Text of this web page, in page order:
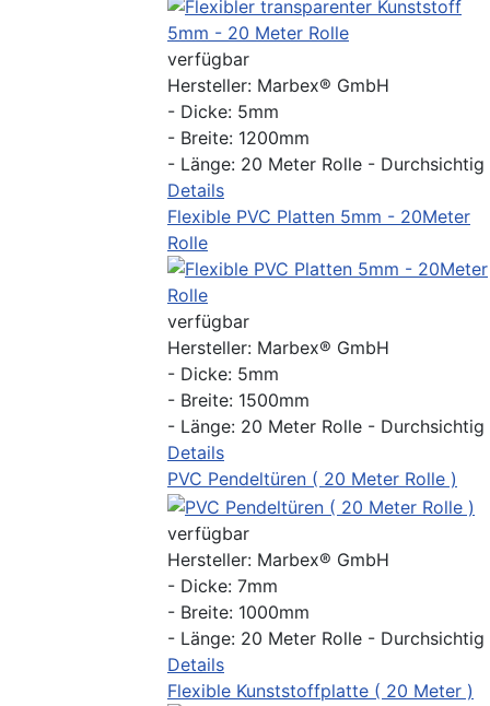
verfügbar
Hersteller: Marbex® GmbH
- Dicke: 5mm
- Breite: 1200mm
- Länge: 20 Meter Rolle - Durchsichtig
Details
Flexible PVC Platten 5mm - 20Meter
Rolle
verfügbar
Hersteller: Marbex® GmbH
- Dicke: 5mm
- Breite: 1500mm
- Länge: 20 Meter Rolle - Durchsichtig
Details
PVC Pendeltüren ( 20 Meter Rolle )
verfügbar
Hersteller: Marbex® GmbH
- Dicke: 7mm
- Breite: 1000mm
- Länge: 20 Meter Rolle - Durchsichtig
Details
Flexible Kunststoffplatte ( 20 Meter )